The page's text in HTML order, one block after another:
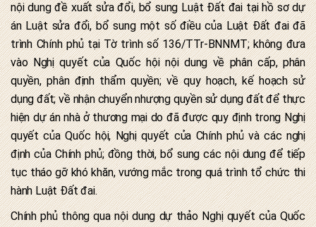
nội dung đề xuất sửa đổi, bổ sung Luật Đất đai tại hồ sơ dự
án Luật sửa đổi, bổ sung một số điều của Luật Đất đai đã
trình Chính phủ tại Tờ trình số 136/TTr-BNNMT; không đưa
vào Nghị quyết của Quốc hội nội dung về phân cấp, phân
quyền, phân định thẩm quyền; về quy hoạch, kế hoạch sử
dụng đất; về nhận chuyển nhượng quyền sử dụng đất để thực
hiện dự án nhà ở thương mại do đã được quy định trong Nghị
quyết của Quốc hội, Nghị quyết của Chính phủ và các nghị
định của Chính phủ; đồng thời, bổ sung các nội dung để tiếp
tục tháo gỡ khó khăn, vướng mắc trong quá trình tổ chức thi
hành Luật Đất đai.
Chính phủ thông qua nội dung dự thảo Nghị quyết của Quốc